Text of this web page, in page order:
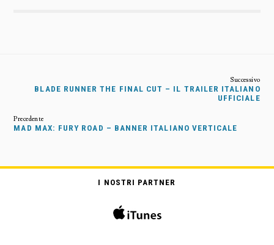
BLADE RUNNER THE FINAL CUT – IL TRAILER ITALIANO
UFFICIALE
MAD MAX: FURY ROAD – BANNER ITALIANO VERTICALE
I NOSTRI PARTNER